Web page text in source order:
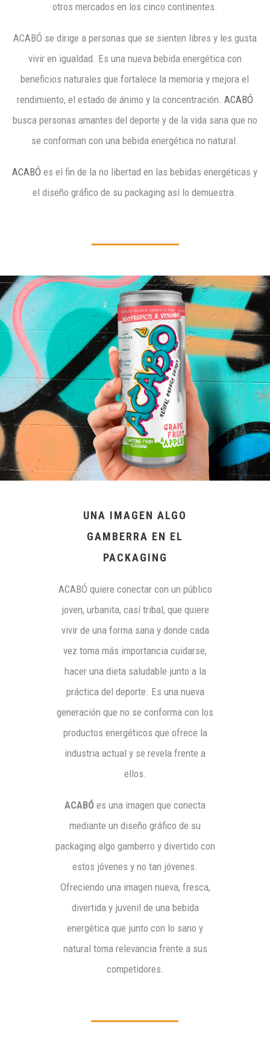
otros mercados en los cinco continentes.
ACABÓ se dirige a personas que se sienten libres y les gusta
vivir en igualdad. Es una nueva bebida energética con
beneficios naturales que fortalece la memoria y mejora el
rendimiento, el estado de ánimo y la concentración. ACABÓ
busca personas amantes del deporte y de la vida sana que no
se conforman con una bebida energética no natural.
ACABÓ es el fin de la no libertad en las bebidas energéticas y
el diseño gráfico de su packaging así lo demuestra.
UNA IMAGEN ALGO
GAMBERRA EN EL
PACKAGING
ACABÓ quiere conectar con un público
joven, urbanita, casí tribal, que quiere
vivir de una forma sana y donde cada
vez toma más importancia cuidarse,
hacer una dieta saludable junto a la
práctica del deporte. Es una nueva
generación que no se conforma con los
productos energéticos que ofrece la
industria actual y se revela frente a
ellos.
ACABÓ es una imagen que conecta
mediante un diseño gráfico de su
packaging algo gamberro y divertido con
estos jóvenes y no tan jóvenes.
Ofreciendo una imagen nueva, fresca,
divertida y juvenil de una bebida
energética que junto con lo sano y
natural toma relevancia frente a sus
competidores.